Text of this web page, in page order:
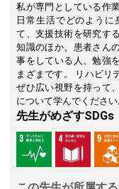
私が専門としている作
日常生活でどのように
て、支援技術を研究す
知識のほか、患者さん
事をしている人、勉強
まざまです。 リハビリ
ぜひ広い視野を持って
について学んでください
先生がめざすSDGs